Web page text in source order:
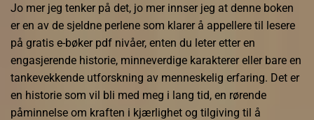
Jo mer jeg tenker på det, jo mer innser jeg at denne boken
er en av de sjeldne perlene som klarer å appellere til lesere
på gratis e-bøker pdf nivåer, enten du leter etter en
engasjerende historie, minneverdige karakterer eller bare en
tankevekkende utforskning av menneskelig erfaring. Det er
en historie som vil bli med meg i lang tid, en rørende
påminnelse om kraften i kjærlighet og tilgiving til å